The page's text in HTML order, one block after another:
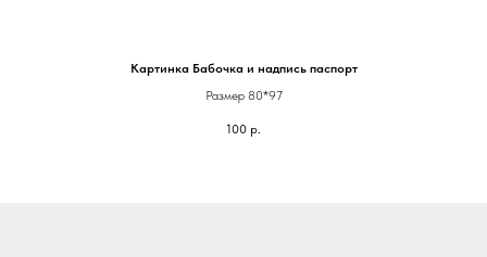
Картинка Бабочка и надпись паспорт
Размер 80*97
100 р.